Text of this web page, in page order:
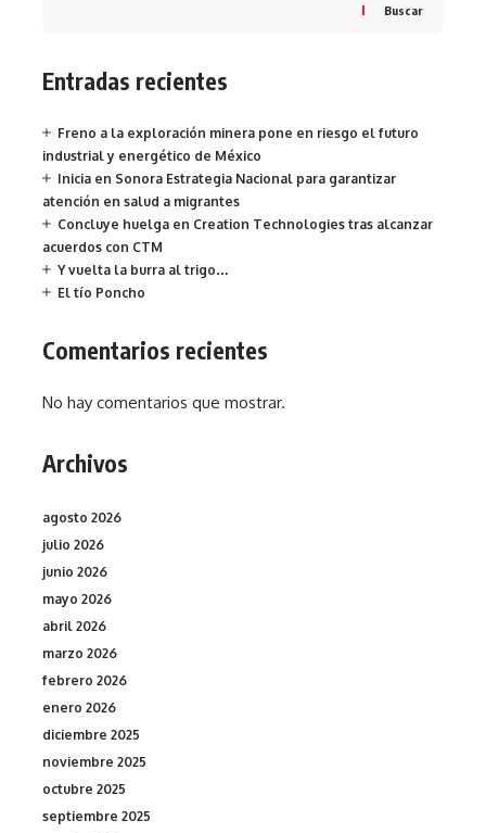
Buscar
Entradas recientes
Freno a la exploración minera pone en riesgo el futuro
industrial y energético de México
Inicia en Sonora Estrategia Nacional para garantizar
atención en salud a migrantes
Concluye huelga en Creation Technologies tras alcanzar
acuerdos con CTM
Y vuelta la burra al trigo…
El tío Poncho
Comentarios recientes
No hay comentarios que mostrar.
Archivos
agosto 2026
julio 2026
junio 2026
mayo 2026
abril 2026
marzo 2026
febrero 2026
enero 2026
diciembre 2025
noviembre 2025
octubre 2025
septiembre 2025